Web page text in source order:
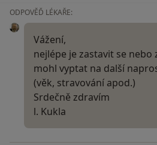
ODPOVĚĎ LÉKAŘE:
Vážení,
nejlépe je zastavit se nebo
mohl vyptat na další
(věk, stravování apod.)
Srdečně zdravím
l. Kukla